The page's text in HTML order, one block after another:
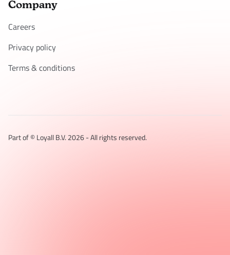
Company
Careers
Privacy policy
Terms & conditions
Part of © Loyall B.V. 2026 - All rights reserved.